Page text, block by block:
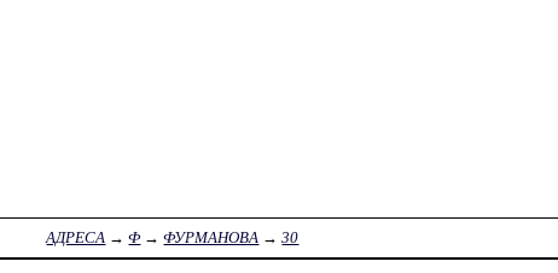
АДРЕСА →Ф →ФУРМАНОВА →30